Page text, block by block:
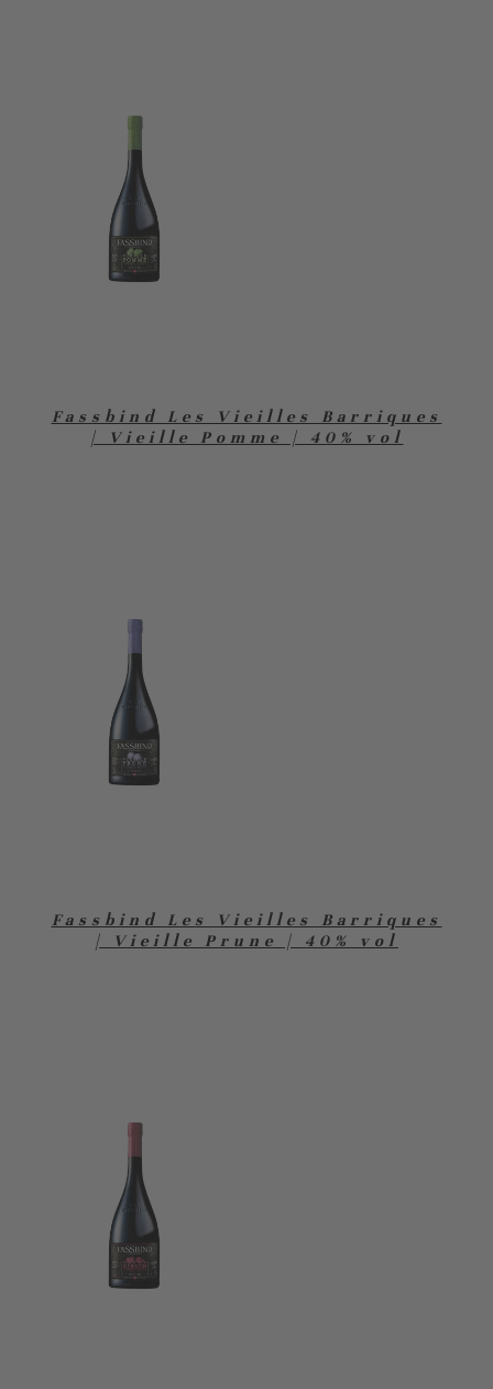
Fassbind Les Vieilles Barriques
| Vieille Pomme | 40% vol
Fassbind Les Vieilles Barriques
| Vieille Prune | 40% vol